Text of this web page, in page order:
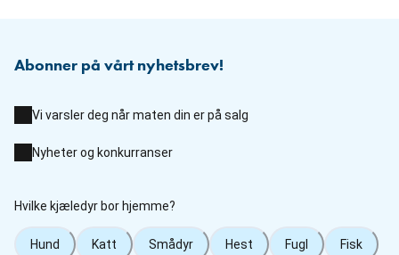
Abonner på vårt nyhetsbrev!
Vi varsler deg når maten din er på salg
Nyheter og konkurranser
Hvilke kjæledyr bor hjemme?
Hund Katt Smådyr Hest Fugl Fisk